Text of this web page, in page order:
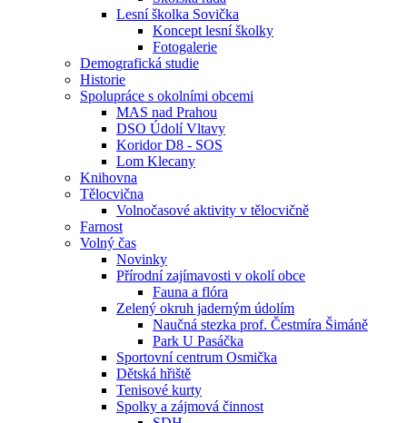
Lesní školka Sovička
Koncept lesní školky
Fotogalerie
Demografická studie
Historie
Spolupráce s okolními obcemi
MAS nad Prahou
DSO Údolí Vltavy
Koridor D8 - SOS
Lom Klecany
Knihovna
Tělocvična
Volnočasové aktivity v tělocvičně
Farnost
Volný čas
Novinky
Přírodní zajímavosti v okolí obce
Fauna a flóra
Zelený okruh jaderným údolím
Naučná stezka prof. Čestmíra Šimáně
Park U Pasáčka
Sportovní centrum Osmička
Dětská hřiště
Tenisové kurty
Spolky a zájmová činnost